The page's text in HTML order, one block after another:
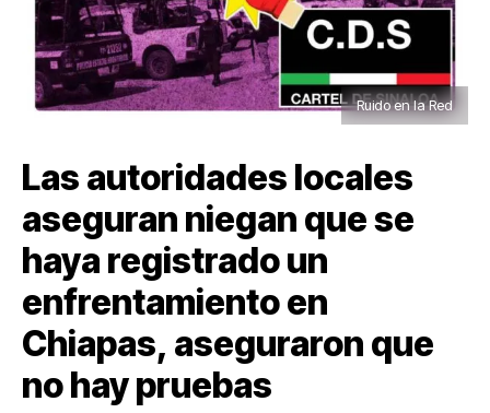
Ruido en la Red
Las autoridades locales
aseguran niegan que se
haya registrado un
enfrentamiento en
Chiapas, aseguraron que
no hay pruebas